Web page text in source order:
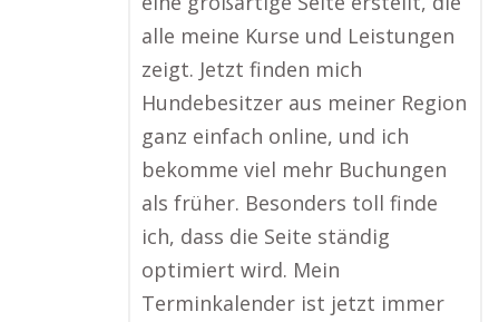
alle meine Kurse und Leistungen
zeigt. Jetzt finden mich
Hundebesitzer aus meiner Region
ganz einfach online, und ich
bekomme viel mehr Buchungen
als früher. Besonders toll finde
ich, dass die Seite ständig
optimiert wird. Mein
Terminkalender ist jetzt immer